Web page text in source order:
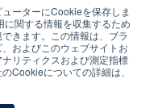
ーターにCookieを保存しま
関する情報を収集するため
きます。この情報は、ブラ
およびこのウェブサイトお
リティクスおよび測定指標
Cookieについての詳細は、
クッキーポリシー
利用規約
サイトマップ